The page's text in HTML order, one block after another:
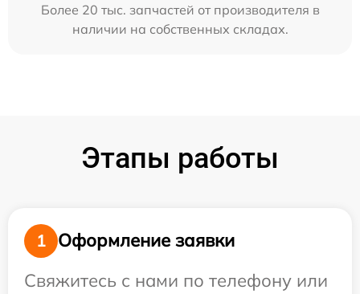
Более 20 тыс. запчастей от производителя в
наличии на собственных складах.
Этапы работы
1
Оформление заявки
Свяжитесь с нами по телефону или